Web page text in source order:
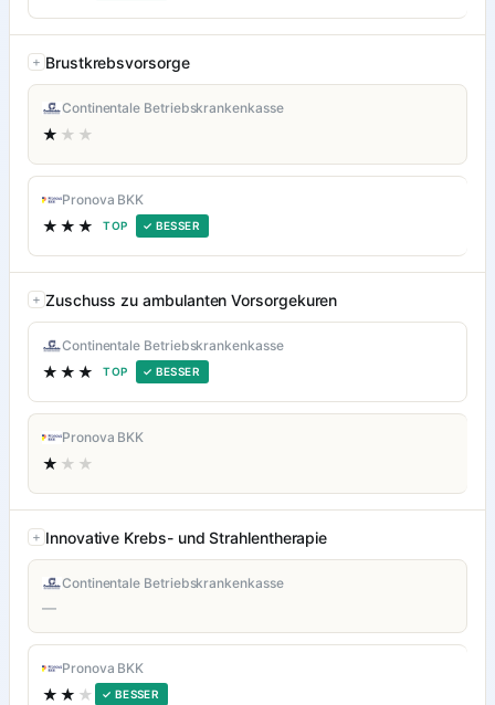
Brustkrebsvorsorge
Continentale Betriebskrankenkasse
★ ★★
Pronova BKK
★★★ TOP ✓ BESSER
Zuschuss zu ambulanten Vorsorgekuren
Continentale Betriebskrankenkasse
★★★ TOP ✓ BESSER
Pronova BKK
★ ★★
Innovative Krebs- und Strahlentherapie
Continentale Betriebskrankenkasse
—
Pronova BKK
★★ ★ ✓ BESSER